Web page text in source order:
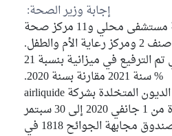
إجابة وزير الصحة:
يوجد بهذه المنطقة مستشفى محلي و11 مركز صحة
صنف 2 ومركز رعاية الأم والطفل.
المستشفى المحلي تم الترفيع في ميزانية بنسبة 21
% سنة 2021 مقارنة بسنة 2020.
كما تم خلاص الديون المتخلدة بشركة airliquide
بالفترة الممتدة من 1 جانفي 2020 إلى 30 سبتمر
2020 على حساب صندوق مجابهة الجوائح 1818 في